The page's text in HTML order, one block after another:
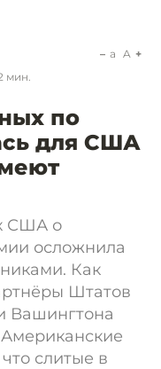
мин.
a A
по
для США
США о
осложнила
Как
Штатов
Вашингтона
слитые в